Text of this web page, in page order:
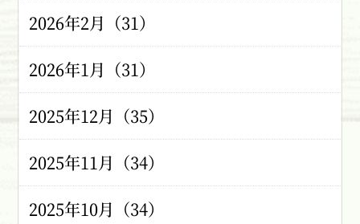
2026年2月（31）
2026年1月（31）
2025年12月（35）
2025年11月（34）
2025年10月（34）